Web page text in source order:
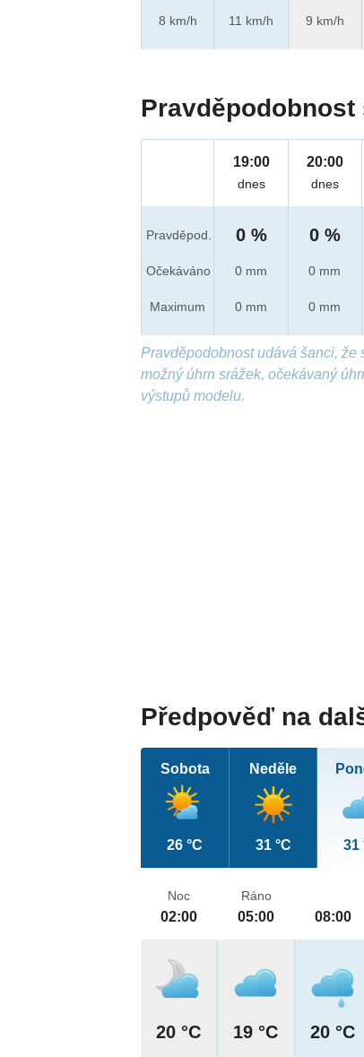
8 km/h
11 km/h
9 km/h
Pravděpodobnost
Pravděpod.
Očekáváno
Maximum
19:00
dnes
0 %
0 mm
0 mm
20:00
dnes
0 %
0 mm
0 mm
Pravděpodobnost udává šanci, že
možný úhrn srážek, očekávaný
výstupů modelu.
Předpověď na
Sobota
26 °C
Neděle
31 °C 31
Noc
02:00
20 °C
Ráno
05:00
19 °C
08:00
20 °C